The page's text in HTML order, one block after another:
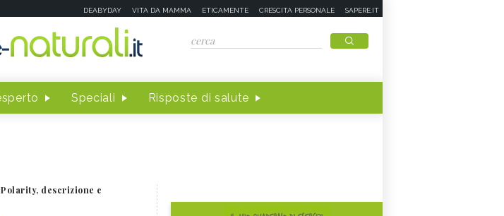
DEABYDAY VITA DA MAMMA ETICAMENTE CRESCITA PERSONALE SAPERE.IT
Speciali Risposte di salute
Polarity, descrizione e